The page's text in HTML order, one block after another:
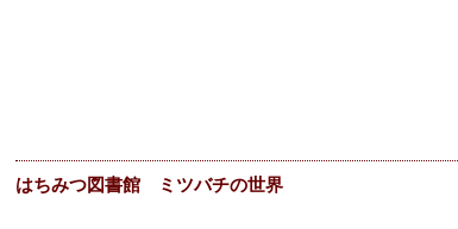
はちみつ図書館 ミツバチの世界